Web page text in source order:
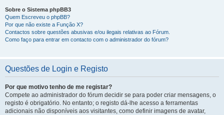
Sobre o Sistema phpBB3
Quem Escreveu o phpBB?
Por que não existe a Função X?
Contactos sobre questões abusivas e/ou ilegais relativas ao Fórum.
Como faço para entrar em contacto com o administrador do fórum?
Questões de Login e Registo
Por que motivo tenho de me registar?
Compete ao administrador do fórum decidir se para poder criar mensagens, o
registo é obrigatório. No entanto; o registo dá-lhe acesso a ferramentas
adicionais não disponíveis aos visitantes, como definir imagens de avatar,